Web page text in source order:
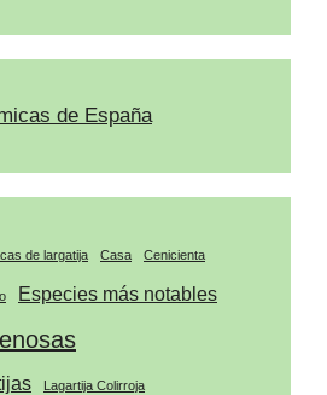
de España
de largatija Casa Cenicienta
Especies más notables
Lagartija Colirroja